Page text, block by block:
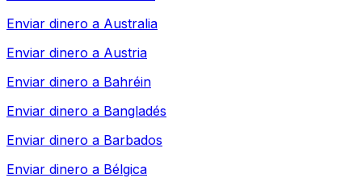
Enviar dinero a Australia
Enviar dinero a Austria
Enviar dinero a Bahréin
Enviar dinero a Bangladés
Enviar dinero a Barbados
Enviar dinero a Bélgica